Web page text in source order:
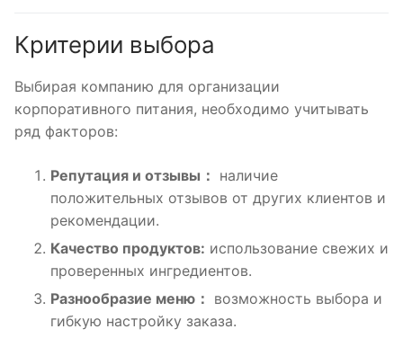
Критерии выбора
Выбирая компанию для организации
корпоративного питания, необходимо учитывать
ряд факторов:
Репутация и отзывы： наличие
положительных отзывов от других клиентов и
рекомендации.
Качество продуктов: использование свежих и
проверенных ингредиентов.
Разнообразие меню： возможность выбора и
гибкую настройку заказа.